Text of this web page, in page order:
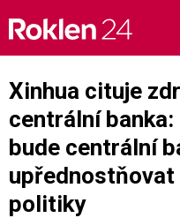
content
Xinhua cituje
centrální banka:
bude centrální
politiky